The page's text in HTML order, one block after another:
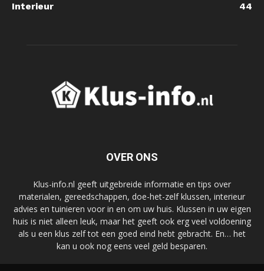
Interieur
44
OVER ONS
Klus-info.nl geeft uitgebreide informatie en tips over
materialen, gereedschappen, doe-het-zelf klussen, interieur
advies en tuinieren voor in en om uw huis. Klussen in uw eigen
huis is niet alleen leuk, maar het geeft ook erg veel voldoening
als u een klus zelf tot een goed eind hebt gebracht. En… het
kan u ook nog eens veel geld besparen.